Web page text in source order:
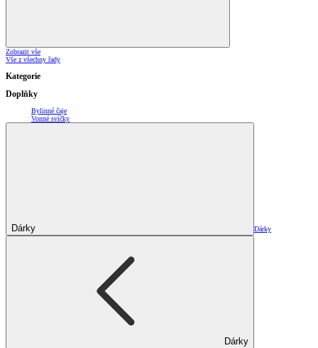
Zobrazit vše
Vše z všechny řady
Kategorie
Doplňky
Bylinné čaje
Vonné svíčky
Dárky Dárky
Dárky